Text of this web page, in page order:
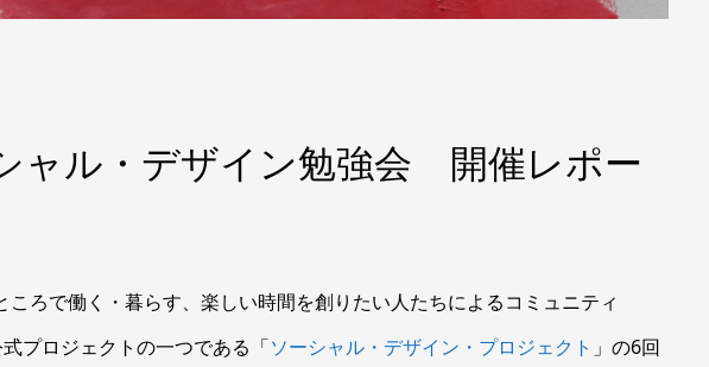
ャル・デザイン勉強会 開催レポー
ころで働く・暮らす、楽しい時間を創りたい人たちによるコミュニティ
プロジェクトの一つである「ソーシャル・デザイン・プロジェクト 」の6回